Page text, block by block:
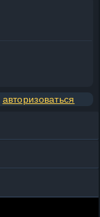
авторизоваться